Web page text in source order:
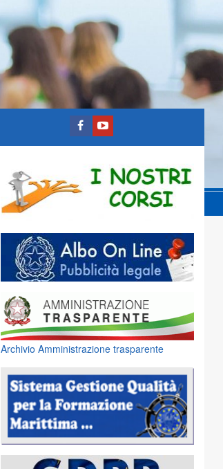
Archivio Amministrazione trasparente